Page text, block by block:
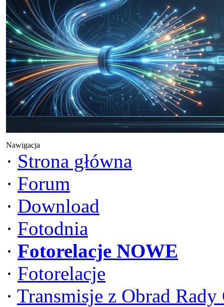
Nawigacja
· Strona główna
· Forum
· Download
· Fotodnia
· Fotorelacje NOWE
· Fotorelacje
· Transmisje z Obrad